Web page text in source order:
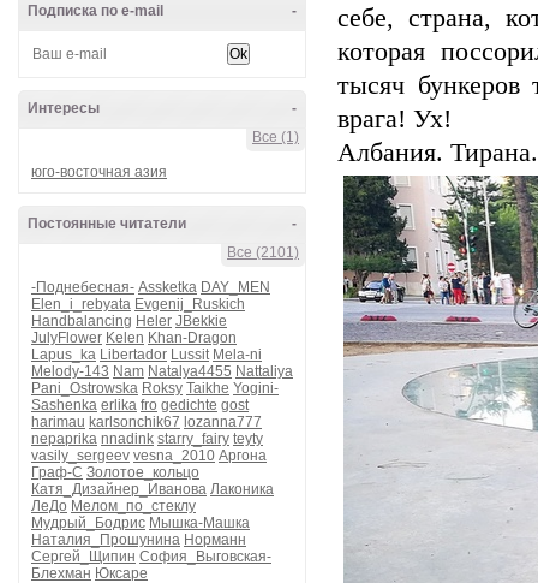
-
Подписка по e-mail
-
Интересы
Все (1)
юго-восточная азия
-
Постоянные читатели
Все (2101)
-Поднебесная- Assketka DAY_MEN
Elen_i_rebyata Evgenij_Ruskich
Handbalancing Heler JBekkie
JulyFlower Kelen Khan-Dragon
Lapus_ka Libertador Lussit Mela-ni
Melody-143 Nam Natalya4455 Nattaliya
Pani_Ostrowska Roksy Taikhe Yogini-
Sashenka erlika fro gedichte gost
harimau karlsonchik67 lozanna777
nepaprika nnadink starry_fairy teyty
vasily_sergeev vesna_2010 Аргона
Граф-С Золотое_кольцо
Катя_Дизайнер_Иванова Лаконика
ЛеДо Мелом_по_стеклу
Мудрый_Бодрис Мышка-Машка
Наталия_Прошунина Норманн
Сергей_Щипин София_Выговская-
Блехман Юксаре
себе, страна,
которая
тысяч бункеров
врага! Ух!
Албания. Тирана.